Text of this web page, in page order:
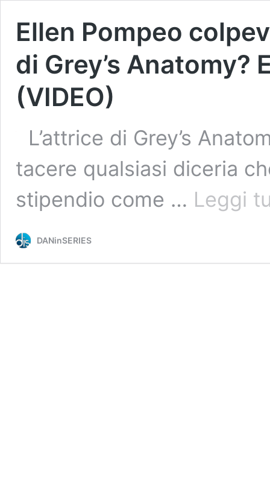
Ellen Pompeo
di Grey’s Anatomy?
(VIDEO)
L’attrice di Grey’s
tacere qualsiasi diceria
stipendio come … Leggi
DANinSERIES